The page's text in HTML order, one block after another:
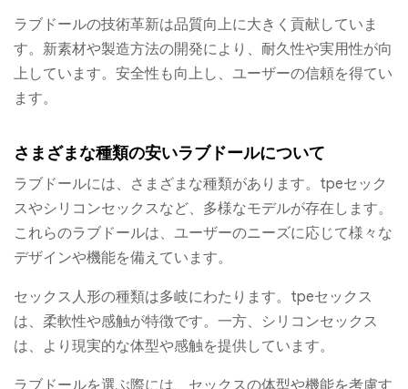
ラブドールの技術革新は品質向上に大きく貢献していま
す。新素材や製造方法の開発により、耐久性や実用性が向
上しています。安全性も向上し、ユーザーの信頼を得てい
ます。
さまざまな種類の安いラブドールについて
ラブドールには、さまざまな種類があります。tpeセック
スやシリコンセックスなど、多様なモデルが存在します。
これらのラブドールは、ユーザーのニーズに応じて様々な
デザインや機能を備えています。
セックス人形の種類は多岐にわたります。tpeセックス
は、柔軟性や感触が特徴です。一方、シリコンセックス
は、より現実的な体型や感触を提供しています。
ラブドールを選ぶ際には、セックスの体型や機能を考慮す